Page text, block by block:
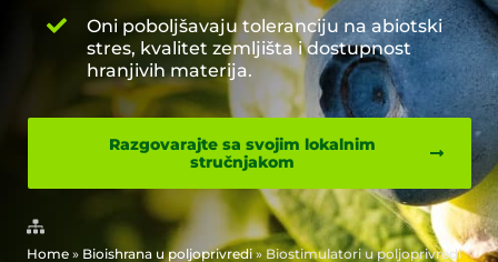
Oni poboljšavaju toleranciju na abiotski
stres, kvalitet zemljišta i dostupnost
hranjivih materija.
Razgovarajte sa svojim lokalnim
stručnjakom
Home » Bioishrana u poljoprivredi» Biostimulatori u poljoprivredi